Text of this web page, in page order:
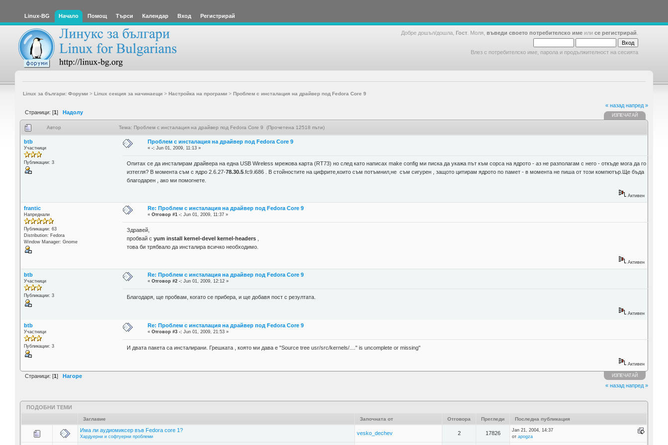
Linux-BG Начало Помощ Търси Календар Вход Регистрирай
Добре дошъл/дошла, Гост . Моля, въведи своето потребителско име или се регистрирай
Влез с потребителско име, парола и продължителност на сесията
Linux за българи: Форуми> Linux секция за начинаещи> Настройка на програми> Проблем с инсталация на драйвер под Fedora Core 9
Страници: [1] Надолу
« назад напред »
ИЗПЕЧАТАЙ
Автор Тема: Проблем с инсталация на драйвер под Fedora Core 9 (Прочетена 12518 пъти)
btb
Участници
Публикации: 3
Проблем с инсталация на драйвер под Fedora Core 9
«-: Jun 01, 2009, 11:13 »
Опитах се да инсталирам драйвера на една USB Wireless мрежова карта (RT73) но след като написах make config ми писка да укажа път към сорса на ядрото - аз не разполагам с него - откъде мога да го
изтегля? В момента съм с ядро 2.6.27-78.30.5 .fc9.i686 . В стойностите на цифрите,които съм потъмнил,не съм сигурен , защото цитирам ядрото по памет - в момента не пиша от този компютър.Ще бъда
благодарен , ако ми помогнете.
Активен
frantic
Напреднали
Публикации: 63
Distribution: Fedora
Window Manager: Gnome
Re: Проблем с инсталация на драйвер под Fedora Core 9
«Отговор #1 -: Jun 01, 2009, 11:37 »
Здравей,
пробвай сyum install kernel-devel kernel-headers
това би трябвало да инсталира всичко необходимо.
Активен
btb
Участници
Публикации: 3
Re: Проблем с инсталация на драйвер под Fedora Core 9
«Отговор #2 -: Jun 01, 2009, 12:12 »
Благодаря, ще пробвам, когато се прибера, и ще добавя пост с резултата.
Активен
btb
Участници
Публикации: 3
Re: Проблем с инсталация на драйвер под Fedora Core 9
«Отговор #3 -: Jun 01, 2009, 21:53 »
И двата пакета са инсталирани. Грешката , която ми дава е "Source tree usr/src/kernels/...." is uncomplete or missing"
Активен
Страници: [1] Нагоре ИЗПЕЧАТАЙ
« назад напред »
ПОДОБНИ ТЕМИ
Заглавие Започната от Отговора Прегледи Последна публикация
Има ли аудиомиксер във Fedora core 1?
Хардуерни и софтуерни проблеми
vesko_dechev 2 17826
Jan 21, 2004, 14:37
от apogza